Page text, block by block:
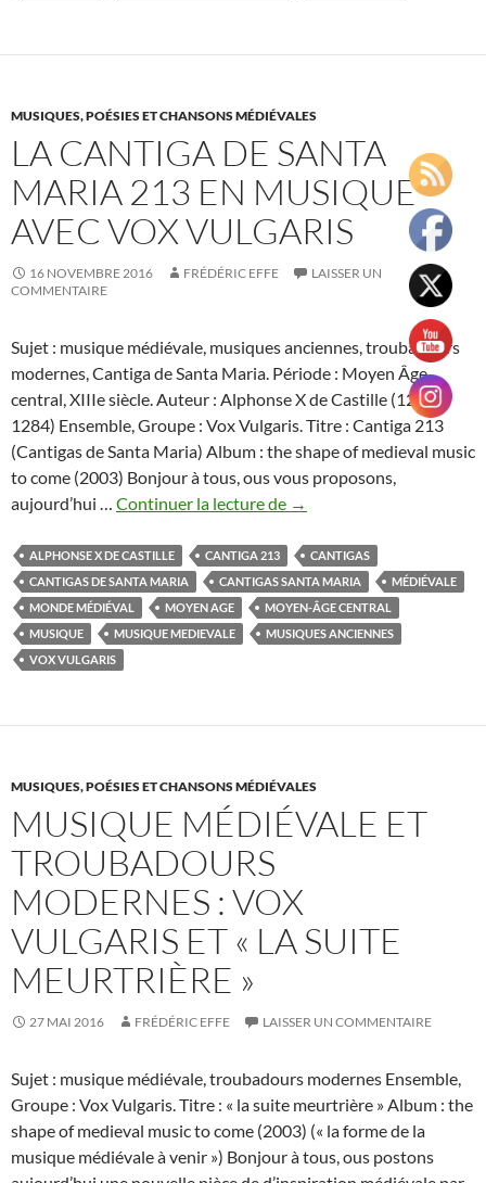
MUSIQUES, POÉSIES ET CHANSONS MÉDIÉVALES
LA CANTIGA DE SANTA
MARIA 213 EN MUSIQUE
AVEC VOX VULGARIS
16 NOVEMBRE 2016 FRÉDÉRIC EFFE
LAISSER UN
COMMENTAIRE
Sujet : musique médiévale, musiques anciennes, troubadours
modernes, Cantiga de Santa Maria. Période : Moyen Âge
central, XIIIe siècle. Auteur : Alphonse X de Castille (1221-
1284) Ensemble, Groupe : Vox Vulgaris. Titre : Cantiga 213
(Cantigas de Santa Maria) Album : the shape of medieval music
to come (2003) Bonjour à tous, ous vous proposons,
aujourd’hui … Continuer la lecture de La
de
Santa
Maria
213
→
ALPHONSE X DE CASTILLE CANTIGA 213
CANTIGAS
CANTIGAS DE SANTA MARIA
CANTIGAS SANTA MARIA
MÉDIÉVALE
MONDE MÉDIÉVAL
MOYEN AGE
MOYEN-ÂGE CENTRAL
MUSIQUE
MUSIQUE MEDIEVALE
MUSIQUES ANCIENNES
VOX VULGARIS
MUSIQUES, POÉSIES ET CHANSONS MÉDIÉVALES
MUSIQUE MÉDIÉVALE ET
TROUBADOURS
MODERNES : VOX
VULGARIS ET « LA SUITE
MEURTRIÈRE »
27 MAI 2016 FRÉDÉRIC EFFE LAISSER UN COMMENTAIRE
Sujet : musique médiévale, troubadours modernes Ensemble,
Groupe : Vox Vulgaris. Titre : « la suite meurtrière » Album : the
shape of medieval music to come (2003) (« la forme de la
musique médiévale à venir ») Bonjour à tous, ous postons